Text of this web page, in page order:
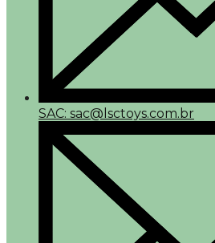
SAC: sac@lsctoys.com.br